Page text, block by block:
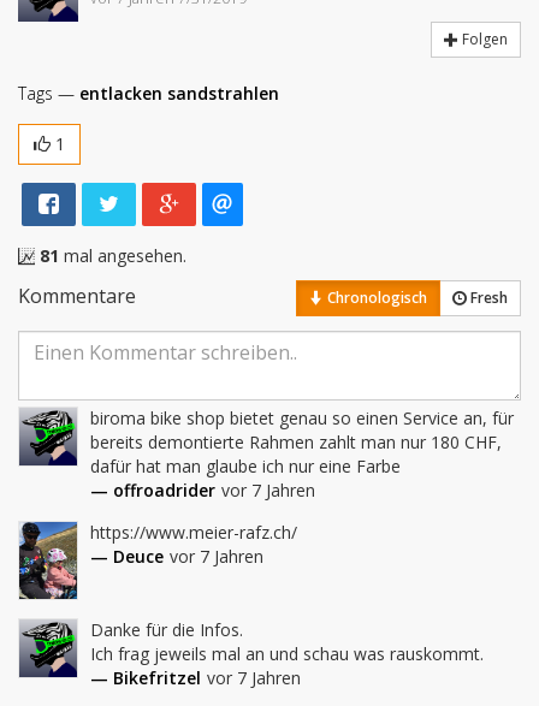
Folgen
Tags — entlacken sandstrahlen
1
81 mal angesehen.
Kommentare Chronologisch Fresh
biroma bike shop bietet genau so einen Service an, für
bereits demontierte Rahmen zahlt man nur 180 CHF,
dafür hat man glaube ich nur eine Farbe
— offroadrider vor 7 Jahren
https://www.meier-rafz.ch/
— Deuce vor 7 Jahren
Danke für die Infos.
Ich frag jeweils mal an und schau was rauskommt.
— Bikefritzel vor 7 Jahren